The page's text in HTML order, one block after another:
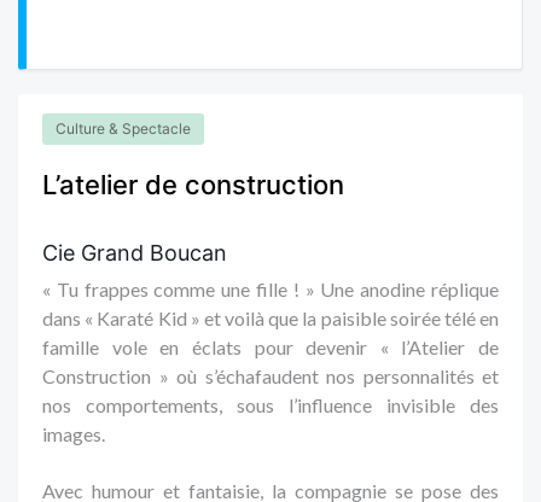
Culture & Spectacle
L’atelier de construction
Cie Grand Boucan
« Tu frappes comme une fille ! » Une anodine réplique
dans « Karaté Kid » et voilà que la paisible soirée télé en
famille vole en éclats pour devenir « l’Atelier de
Construction » où s’échafaudent nos personnalités et
nos comportements, sous l’influence invisible des
images.
Avec humour et fantaisie, la compagnie se pose des